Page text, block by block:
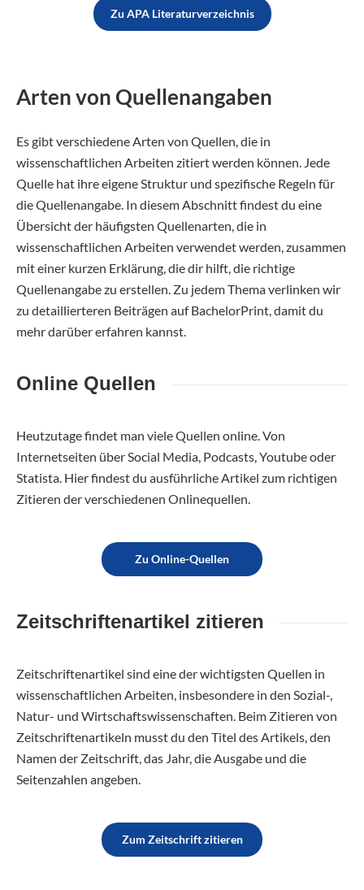
Zu APA Literaturverzeichnis
Arten von Quellenangaben
Es gibt verschiedene Arten von Quellen, die in
wissenschaftlichen Arbeiten zitiert werden können. Jede
Quelle hat ihre eigene Struktur und spezifische Regeln für
die Quellenangabe. In diesem Abschnitt findest du eine
Übersicht der häufigsten Quellenarten, die in
wissenschaftlichen Arbeiten verwendet werden, zusammen
mit einer kurzen Erklärung, die dir hilft, die richtige
Quellenangabe zu erstellen. Zu jedem Thema verlinken wir
zu detaillierteren Beiträgen auf BachelorPrint, damit du
mehr darüber erfahren kannst.
Online Quellen
Heutzutage findet man viele Quellen online. Von
Internetseiten über Social Media, Podcasts, Youtube oder
Statista. Hier findest du ausführliche Artikel zum richtigen
Zitieren der verschiedenen Onlinequellen.
Zu Online-Quellen
Zeitschriftenartikel zitieren
Zeitschriftenartikel sind eine der wichtigsten Quellen in
wissenschaftlichen Arbeiten, insbesondere in den Sozial-,
Natur- und Wirtschaftswissenschaften. Beim Zitieren von
Zeitschriftenartikeln musst du den Titel des Artikels, den
Namen der Zeitschrift, das Jahr, die Ausgabe und die
Seitenzahlen angeben.
Zum Zeitschrift zitieren